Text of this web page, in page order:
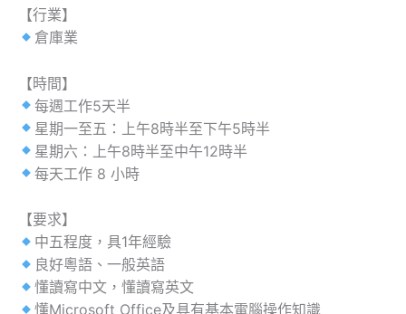
【行業】
倉庫業
【時間】
每週工作5天半
星期一至五：上午8時半至下午5時半
星期六：上午8時半至中午12時半
每天工作 8 小時
【要求】
中五程度，具1年經驗
良好粵語、一般英語
懂讀寫中文，懂讀寫英文
懂Microsoft Office及具有基本電腦操作知識